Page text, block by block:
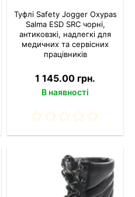
Туфлі Safety Jogger Oxypas
Salma ESD SRC чорні,
антиковзкі, надлегкі для
медичних та сервісних
працівників
1 145.00 грн.
В наявності